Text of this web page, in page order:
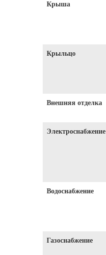
Крыша
Крыльцо
Внешняя отделка
Электроснабжение
Водоснабжение
Газоснабжение